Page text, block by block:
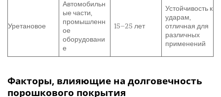
Уретановое
Автомобильн
ые части,
промышленн
ое
оборудовани
е
15–25 лет
Устойчивость к
ударам,
отличная для
различных
применений
Факторы, влияющие на долговечность
порошкового покрытия